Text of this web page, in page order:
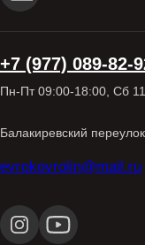
+7 (977) 089-82-
Пн-Пт 09:00-18:00, Сб
Балакиревский
evrokovrolin@mail.ru